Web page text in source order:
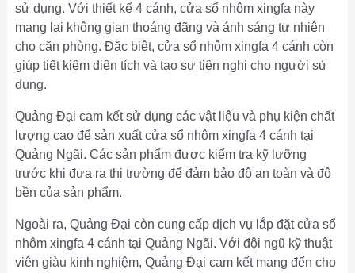
sử dụng. Với thiết kế 4 cánh, cửa sổ nhôm xingfa này
mang lại không gian thoáng đãng và ánh sáng tự nhiên
cho căn phòng. Đặc biệt, cửa sổ nhôm xingfa 4 cánh còn
giúp tiết kiệm diện tích và tạo sự tiện nghi cho người sử
dụng.
Quảng Đại cam kết sử dụng các vật liệu và phụ kiện chất
lượng cao để sản xuất cửa sổ nhôm xingfa 4 cánh tại
Quảng Ngãi. Các sản phẩm được kiểm tra kỹ lưỡng
trước khi đưa ra thị trường để đảm bảo độ an toàn và độ
bền của sản phẩm.
Ngoài ra, Quảng Đại còn cung cấp dịch vụ lắp đặt cửa sổ
nhôm xingfa 4 cánh tại Quảng Ngãi. Với đội ngũ kỹ thuật
viên giàu kinh nghiệm, Quảng Đại cam kết mang đến cho